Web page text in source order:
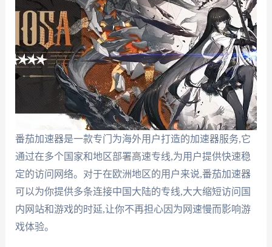
番茄加速器是一款专门为海外用户打造的加速器服务,它
通过在多个国家和地区部署高速专线,为用户提供快速稳
定的访问网络。对于在欧洲地区的用户来说,番茄加速器
可以为你提供多条连接中国大陆的专线,大大缩短访问国
内网站和游戏的时延,让你不再担心因为网速慢而影响游
戏体验。